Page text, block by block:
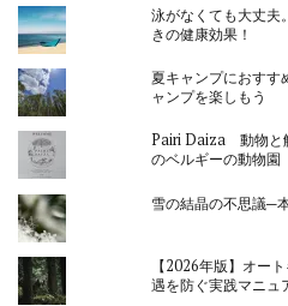
泳がなくても大丈夫
きの健康効果！
夏キャンプにおすす
ャンプを楽しもう
Pairi Daiza 動物と
のベルギーの動物園
雪の結晶の不思議─
【2026年版】オー
遇を防ぐ実践マニュ